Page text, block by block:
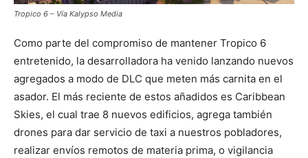
Tropico 6 – Vía Kalypso Media
Como parte del compromiso de mantener Tropico 6
entretenido, la desarrolladora ha venido lanzando nuevos
agregados a modo de DLC que meten más carnita en el
asador. El más reciente de estos añadidos es Caribbean
Skies, el cual trae 8 nuevos edificios, agrega también
drones para dar servicio de taxi a nuestros pobladores,
realizar envíos remotos de materia prima, o vigilancia